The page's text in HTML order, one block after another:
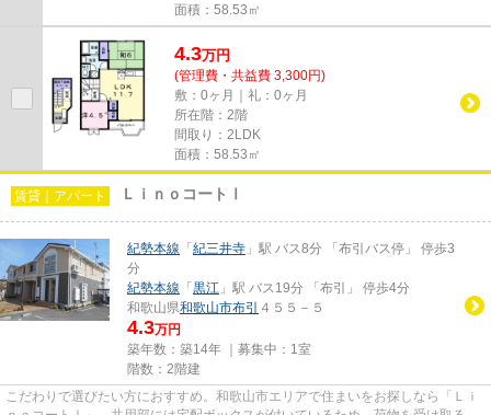
面積：58.53㎡
4.3万円
(管理費・共益費 3,300円)
敷：0ヶ月｜礼：0ヶ月
所在階：2階
間取り：2LDK
面積：58.53㎡
賃貸｜アパート ＬｉｎｏコートⅠ
紀勢本線 「 紀三井寺 」駅 バス8分 「布引バス停」 停歩3
分
紀勢本線 「 黒江 」駅 バス19分 「布引」 停歩4分
和歌山県和歌山市布引 ４５５－５
4.3万円
築年数：築14年 ｜募集中： 1室
階数：2階建
こだわりで選びたい方におすすめ。和歌山市エリアで住まいをお探しなら「Ｌｉ